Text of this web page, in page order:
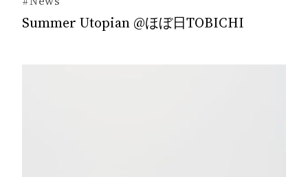
Summer Utopian @ほぼ日TOBICHI